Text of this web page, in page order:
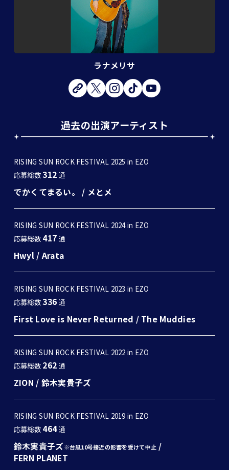
ラナメリサ
過去の出演アーティスト
RISING SUN ROCK FESTIVAL 2025 in EZO
応募総数312 通
でかくてまるい。 / メとメ
RISING SUN ROCK FESTIVAL 2024 in EZO
応募総数 417 通
Hwyl/Arata
RISING SUN ROCK FESTIVAL 2023 in EZO
応募総数336 通
First Love is Never Returned / The Muddies
RISING SUN ROCK FESTIVAL 2022 in EZO
応募総数 262 通
ZION / 鈴木実貴子ズ
RISING SUN ROCK FESTIVAL 2019 in EZO
応募総数 464通
鈴木実貴子ズ※台風10号接近の影響を受けて中止 /
FERN PLANET